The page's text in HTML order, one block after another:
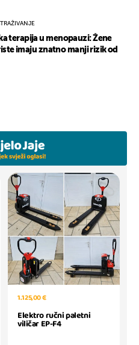
terapija u menopauzi: Žene
imaju znatno manji rizik od
1.125,00 €
Elektro ručni paletni
viličar EP-F4